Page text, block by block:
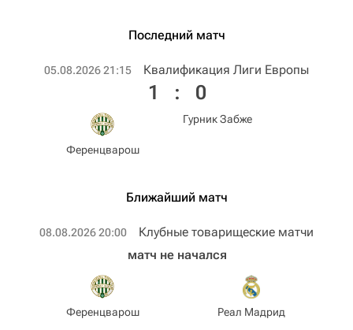
Последний матч
05.08.2026 21:15 Квалификация Лиги Европы
Ференцварош
1 : 0
Гурник Забже
Ближайший матч
08.08.2026 20:00 Клубные товарищеские матчи
Ференцварош
матч не начался
Реал Мадрид